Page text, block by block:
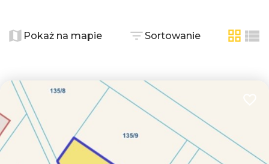
−
Pokaż na mapie Sortowanie
tabela